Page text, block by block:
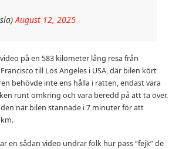
August 12, 2025
på en 583 kilometer lång resa från
till Los Angeles i USA, där bilen kört
behövde inte ens hålla i ratten, endast vara
runt omkring och vara beredd på att ta över.
när bilen stannade i 7 minuter för att
en sådan video undrar folk hur pass “fejk” de